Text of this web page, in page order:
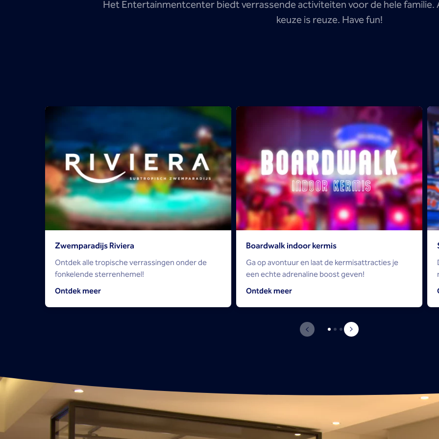
Het Entertainmentcenter biedt verrassende activiteiten voor de hele familie.
keuze is reuze. Have fun!
Zwemparadijs Riviera
Ontdek alle tropische verrassingen onder de
fonkelende sterrenhemel!
Ontdek meer
Boardwalk indoor kermis
Ga op avontuur en laat de kermisattracties je
een echte adrenaline boost geven!
Ontdek meer